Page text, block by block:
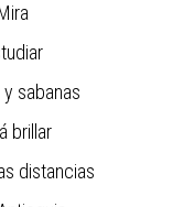
sabanas
brillar
distancias